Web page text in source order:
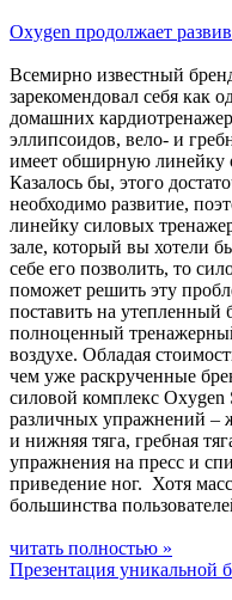
Oxygen продолжает
Всемирно известный
зарекомендовал себя как
домашних
эллипсоидов, вело- и
имеет обширную линейку
Казалось бы, этого
необходимо развитие,
линейку силовых
зале, который вы хотели
себе его позволить, то
поможет решить эту
поставить на утепленный
полноценный
воздухе. Обладая
чем уже раскрученные
силовой комплекс Oxygen
различных упражнений –
и нижняя тяга, гребная
упражнения на пресс и
приведение ног. Хотя
большинства
читать полностью »
Презентация уникальной